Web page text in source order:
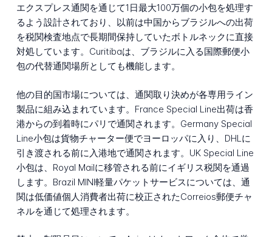
エクスプレス通関を通じて1日最大100万個の小包を処理す
るよう設計されており、以前は中国からブラジルへの出荷
を税関検査地点で長期間保持していたボトルネックに直接
対処しています。Curitibaは、ブラジルに入る国際郵便小
包の代替通関場所としても機能します。
他の目的国市場については、通関取り決めが各専用ライン
製品に組み込まれています。France Special Line出荷は香
港からの到着時にパリで通関されます。Germany Special
Line小包は貨物チャーター便でヨーロッパに入り、DHLに
引き渡される前に入港地で通関されます。UK Special Line
小包は、Royal Mailに移管される前にイギリス税関を通過
します。Brazil MINI軽量パケットサービスについては、通
関は低価値個人消費者出荷に校正されたCorreios郵便チャ
ネルを通じて処理されます。